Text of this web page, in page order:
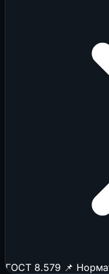
ГОСТ 8.579 📌